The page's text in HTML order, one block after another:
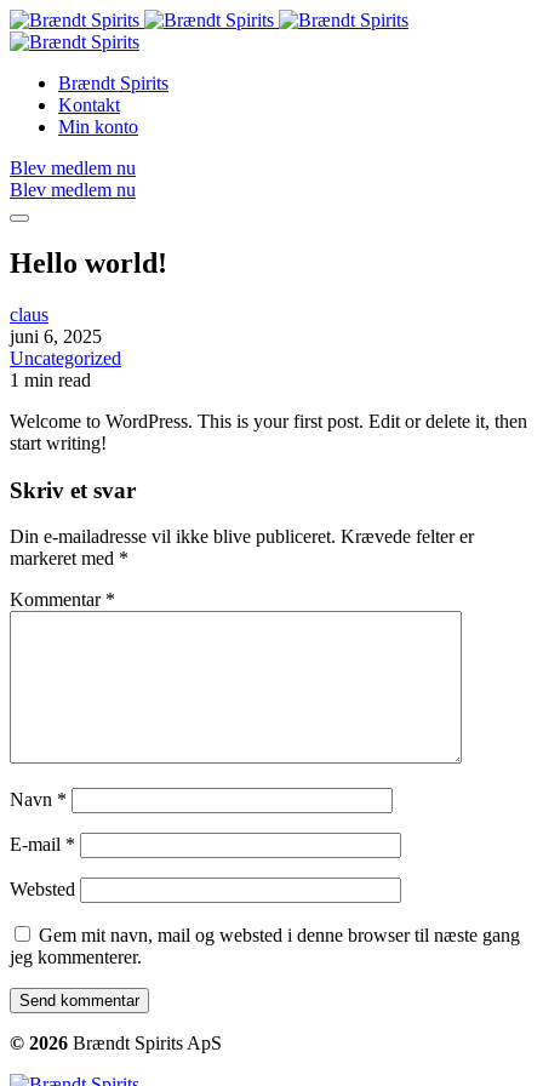
Brændt Spirits
Kontakt
Min konto
Blev medlem nu
Blev medlem nu
Hello world!
claus
juni 6, 2025
Uncategorized
1 min read
Welcome to WordPress. This is your first post. Edit or delete it, then
start writing!
Skriv et svar
Din e-mailadresse vil ikke blive publiceret. Krævede felter er
markeret med *
Kommentar *
Navn *
E-mail *
Websted
Gem mit navn, mail og websted i denne browser til næste gang
jeg kommenterer.
© 2026 Brændt Spirits ApS